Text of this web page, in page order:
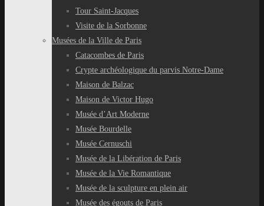
Tour Saint-Jacques
Visite de la Sorbonne
Musées de la Ville de Paris
Catacombes de Paris
Crypte archéologique du parvis Notre-Dame
Maison de Balzac
Maison de Victor Hugo
Musée d’Art Moderne
Musée Bourdelle
Musée Cernuschi
Musée de la Libération de Paris
Musée de la Vie Romantique
Musée de la sculpture en plein air
Musée des égouts de Paris